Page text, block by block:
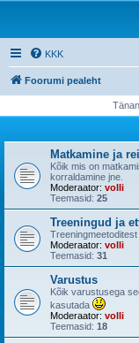
KKK
Foorumi pealeht
Matkamine ja
Kõik mis on
korraldamine jne.
Moderaator: volli
Teemasid: 25
Treeningud ja
Moderaator: volli
Teemasid: 31
Varustus
Kõik varustusega
kasutada
Moderaator: volli
Teemasid: 18